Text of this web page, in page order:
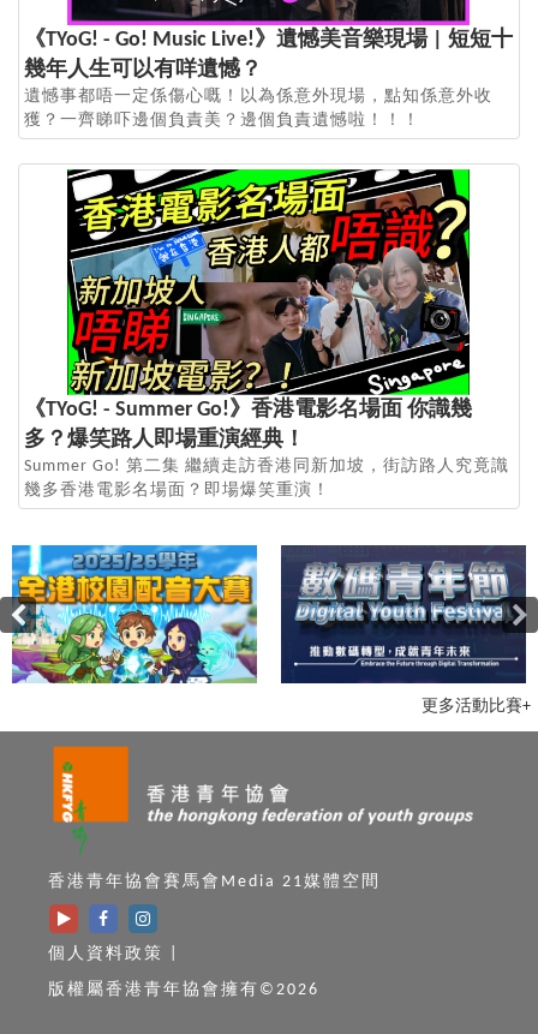
《TYoG! - Go! Music Live!》遺憾美音樂現場 | 短短十
幾年人生可以有咩遺憾？
遺憾事都唔一定係傷心嘅！以為係意外現場，點知係意外收
獲？一齊睇吓邊個負責美？邊個負責遺憾啦！！！
《TYoG! - Summer Go!》香港電影名場面 你識幾
多？爆笑路人即場重演經典！
Summer Go! 第二集 繼續走訪香港同新加坡，街訪路人究竟識
幾多香港電影名場面？即場爆笑重演！
更多活動比賽+
香港青年協會賽馬會Media 21媒體空間
個人資料政策
版權屬香港青年協會擁有©2026